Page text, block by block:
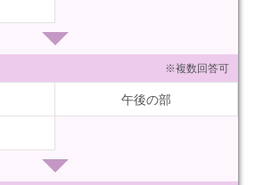
※複数回答可
午後の部